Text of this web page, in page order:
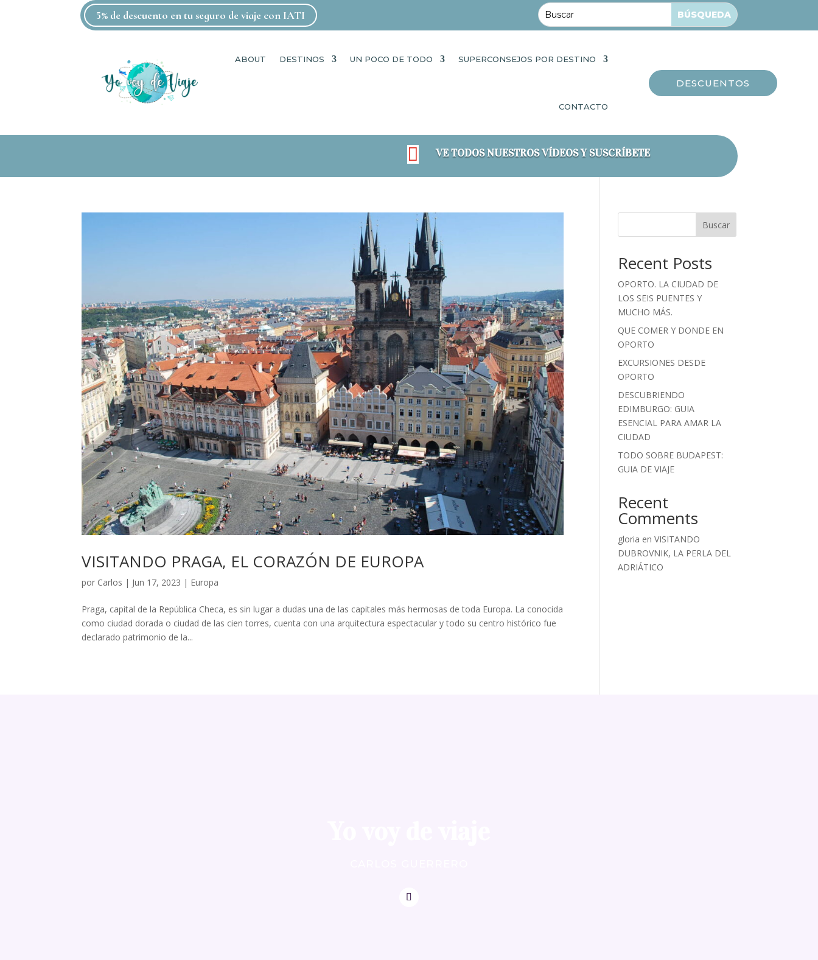
5% de descuento en tu seguro de viaje con IATI
ABOUT DESTINOS UN POCO DE TODO SUPERCONSEJOS POR DESTINO
CONTACTO
DESCUENTOS
 VE TODOS NUESTROS VÍDEOS Y SUSCRÍBETE
VISITANDO PRAGA, EL CORAZÓN DE EUROPA
por Carlos | Jun 17, 2023 | Europa
Praga, capital de la República Checa, es sin lugar a dudas una de las capitales más hermosas de toda Europa. La conocida
como ciudad dorada o ciudad de las cien torres, cuenta con una arquitectura espectacular y todo su centro histórico fue
declarado patrimonio de la...
Buscar
Recent Posts
OPORTO. LA CIUDAD DE
LOS SEIS PUENTES Y
MUCHO MÁS.
QUE COMER Y DONDE EN
OPORTO
EXCURSIONES DESDE
OPORTO
DESCUBRIENDO
EDIMBURGO: GUIA
ESENCIAL PARA AMAR LA
CIUDAD
TODO SOBRE BUDAPEST:
GUIA DE VIAJE
Recent
Comments
gloria enVISITANDO
DUBROVNIK, LA PERLA DEL
ADRIÁTICO